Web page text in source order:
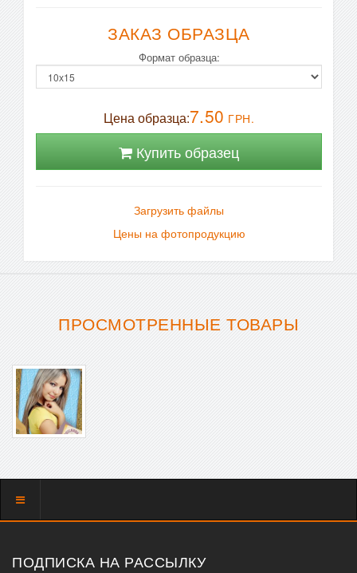
ЗАКАЗ ОБРАЗЦА
Формат образца:
Цена образца:7.50 ГРН.
Купить образец
Загрузить файлы
Цены на фотопродукцию
ПРОСМОТРЕННЫЕ ТОВАРЫ
Показать
ПОДПИСКА НА РАССЫЛКУ